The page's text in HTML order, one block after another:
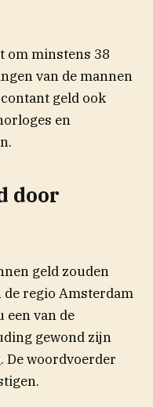
om minstens 38
van de mannen
geld ook
en
door
geld zouden
de regio Amsterdam
een van de
gewond zijn
De woordvoerder